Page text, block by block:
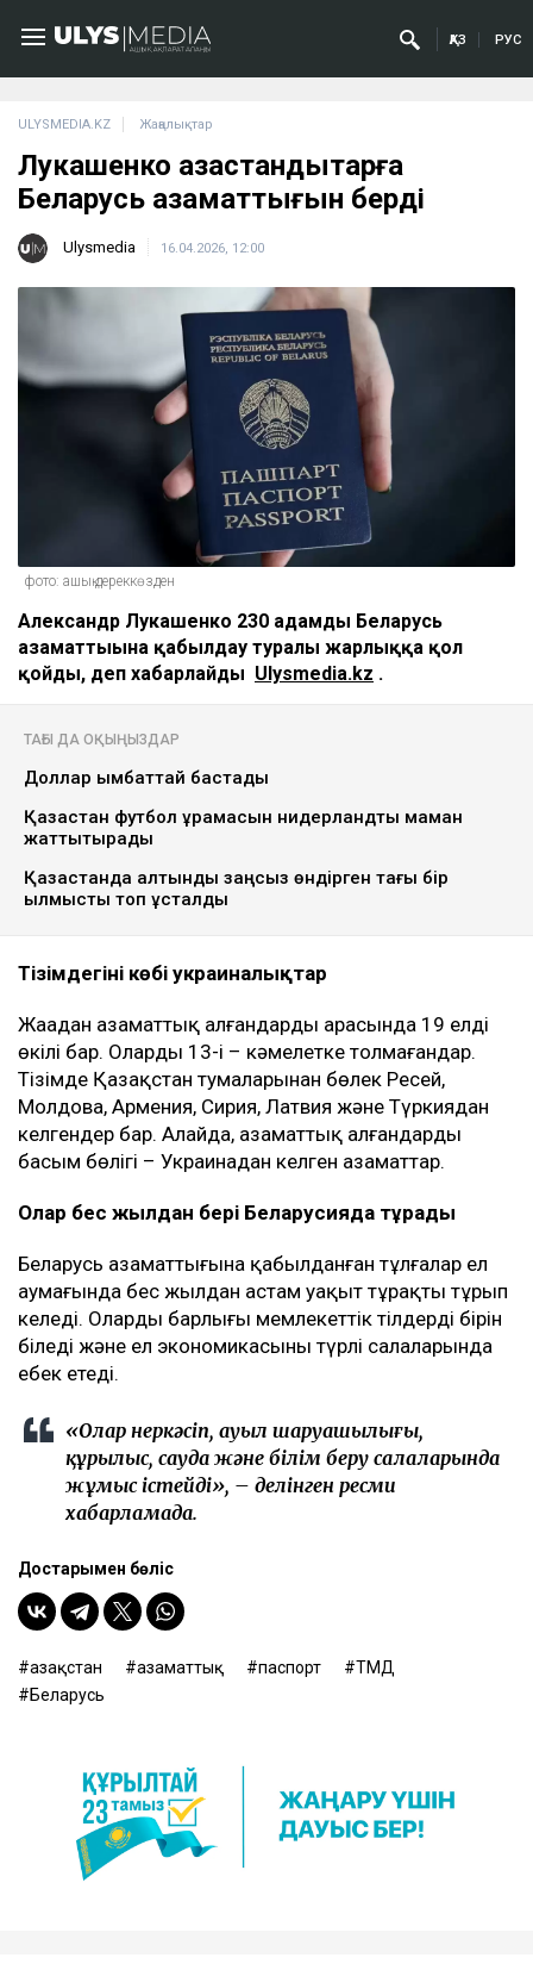
ҚАЗ РУС
ULYSMEDIA.KZ Жаңалықтар
Лукашенко қазақстандықтарға
Беларусь азаматтығын берді
Ulysmedia 16.04.2026, 12:00
фото: ашық дереккөзден
Александр Лукашенко 230 адамды Беларусь
азаматтығына қабылдау туралы жарлыққа қол
қойды, деп хабарлайды Ulysmedia.kz .
ТАҒЫ ДА ОҚЫҢЫЗДАР
Доллар қымбаттай бастады
Қазақстан футбол құрамасын нидерландтық маман
жаттықтырады
Қазақстанда алтынды заңсыз өндірген тағы бір
қылмыстық топ ұсталды
Тізімдегінің көбі украиналықтар
Жаңадан азаматтық алғандардың арасында 19 елдің
өкілі бар. Олардың 13-і – кәмелетке толмағандар.
Тізімде Қазақстан тумаларынан бөлек Ресей,
Молдова, Армения, Сирия, Латвия және Түркиядан
келгендер бар. Алайда, азаматтық алғандардың
басым бөлігі – Украинадан келген азаматтар.
Олар бес жылдан бері Беларусияда тұрады
Беларусь азаматтығына қабылданған тұлғалар ел
аумағында бес жылдан астам уақыт тұрақты тұрып
келеді. Олардың барлығы мемлекеттік тілдердің бірін
біледі және ел экономикасының түрлі салаларында
еңбек етеді.
«Олар өнеркәсіп, ауыл шаруашылығы,
құрылыс, сауда және білім беру салаларында
жұмыс істейді», – делінген ресми
хабарламада.
Достарыңмен бөліс
Қазақстан азаматтық паспорт
ТМД
Беларусь